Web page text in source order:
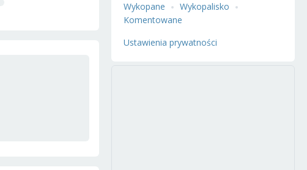
Wykopane
Wykopalisko
Komentowane
Ustawienia prywatności